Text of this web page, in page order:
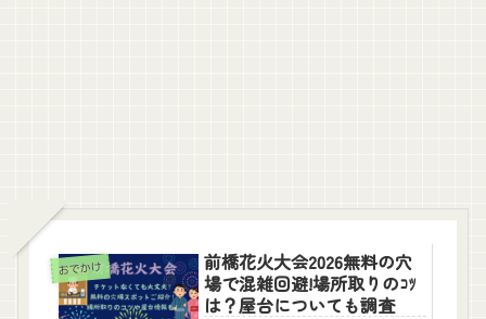
おでかけ
前橋花火大会2026無料の穴
場で混雑回避!場所取りのｺﾂ
は？屋台についても調査